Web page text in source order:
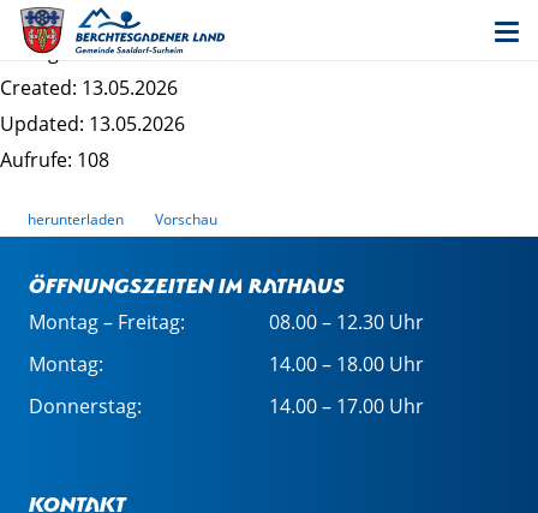
Bebauungsplan Brunnerfeld - Satzung
Dateigrösse: 1.17 MB
Created: 13.05.2026
Updated: 13.05.2026
Aufrufe: 108
herunterladen Vorschau
Öffnungszeiten im Rathaus
Montag – Freitag:
08.00 – 12.30 Uhr
Montag:
14.00 – 18.00 Uhr
Donnerstag:
14.00 – 17.00 Uhr
Kontakt